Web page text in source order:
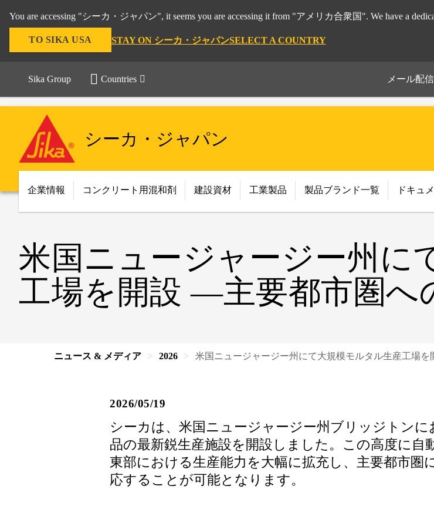
You are accessing "シーカ・ジャパン", it seems you are accessing it from "アメリカ合衆国". We have a
TO SIKA USA STAY ON シーカ・ジャパンSELECT A COUNTRY
Sika Group Countries メール配
シーカ・ジャパン
企業情報 コンクリート用混和剤 建設資材 工業製品 製品ブランド一覧 ドキュ
米国ニュージャージー州に
工場を開設 —主要都市圏
ニュース & メディア 2026 米国ニュージャージー州にて大規模モルタル生産工場
2026/05/19
シーカは、米国ニュージャージー州ブリッジトン
品の最新鋭生産施設を開設しました。この高度に
東部における生産能力を大幅に拡充し、主要都市圏
応することが可能となります。